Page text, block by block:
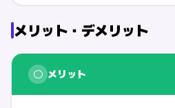
メリット・デメリット
○ メリット